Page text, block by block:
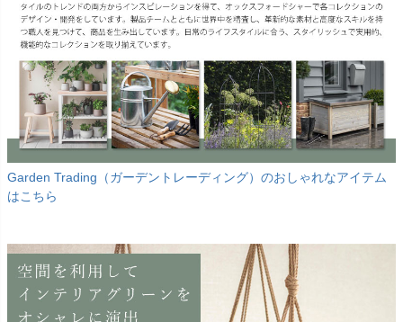
Garden Trading（ガーデントレーディング）のおしゃれなアイテム
はこちら